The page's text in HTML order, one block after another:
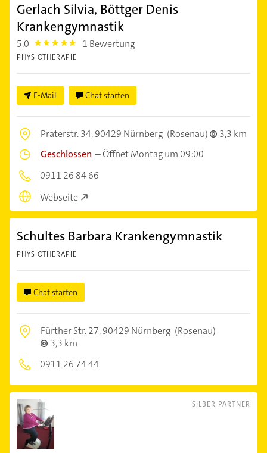
Gerlach Silvia, Böttger Denis
Krankengymnastik
5,0 5.0 1 Bewertung
PHYSIOTHERAPIE
E-Mail Chat starten
Praterstr. 34,90429 Nürnberg (Rosenau)
3,3 km
Geschlossen –Öffnet Montag um 09:00
0911 26 84 66
Webseite
Schultes Barbara Krankengymnastik
PHYSIOTHERAPIE
Chat starten
Fürther Str. 27,90429 Nürnberg (Rosenau)
3,3 km
0911 26 74 44
SILBER PARTNER